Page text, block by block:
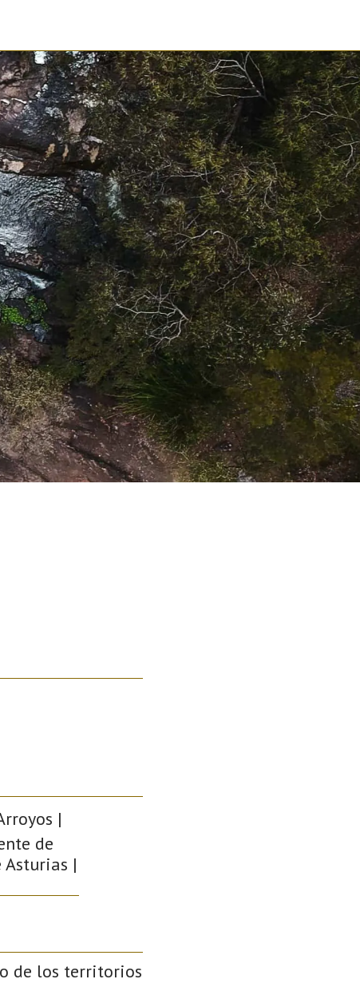
|
de
|
de los territorios